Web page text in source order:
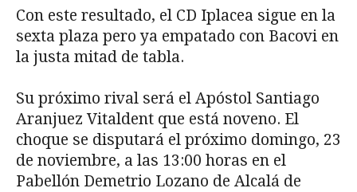
Con este resultado, el CD Iplacea sigue en la
sexta plaza pero ya empatado con Bacovi en
la justa mitad de tabla.
Su próximo rival será el Apóstol Santiago
Aranjuez Vitaldent que está noveno. El
choque se disputará el próximo domingo, 23
de noviembre, a las 13:00 horas en el
Pabellón Demetrio Lozano de Alcalá de